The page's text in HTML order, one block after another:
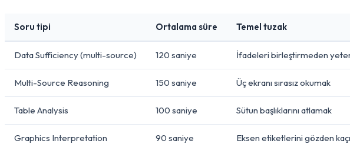
Soru tipi Ortalama süre Temel tuzak
Data Sufficiency (multi-source) 120 saniye İfadeleri birleştirmeden
Multi-Source Reasoning 150 saniye Üç ekranı sırasız okumak
Table Analysis 100 saniye Sütun başlıklarını atlamak
Graphics Interpretation 90 saniye Eksen etiketlerini gözden